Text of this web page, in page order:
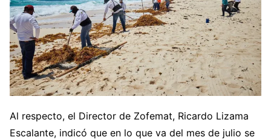
Al respecto, el Director de Zofemat, Ricardo Lizama
Escalante, indicó que en lo que va del mes de julio se